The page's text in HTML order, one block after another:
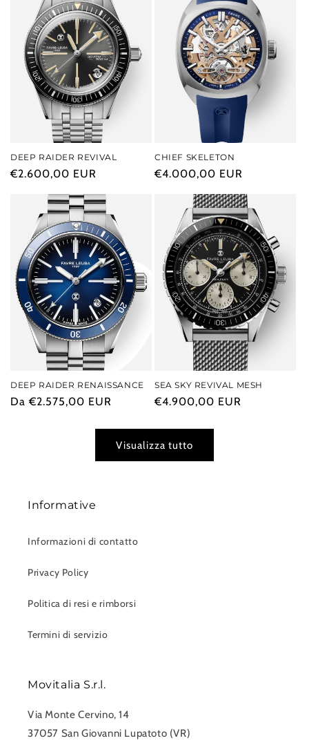
DEEP RAIDER REVIVAL
Prezzo
€2.600,00 EUR
CHIEF SKELETON
Prezzo
listino
€4.000,00 EUR
DEEP RAIDER RENAISSANCE
Prezzo
Da €2.575,00 EUR
SEA SKY REVIVAL MESH
Prezzo
€4.900,00 EUR
Visualizza tutto
Informative
Informazioni di contatto
Privacy Policy
Politica di resi e rimborsi
Termini di servizio
Movitalia S.r.l.
Via Monte Cervino, 14
37057 San Giovanni Lupatoto (VR)